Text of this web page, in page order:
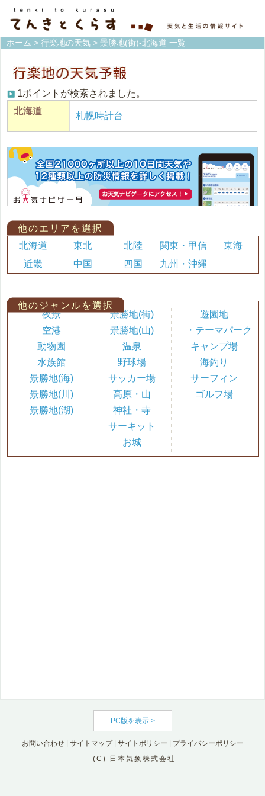
ホーム > 行楽地の天気 > 景勝地(街)-北海道 一覧
1ポイントが検索されました。
北海道
札幌時計台
他のエリアを選択
北海道
東北 北陸 関東・甲信
東海
近畿
中国 四国 九州・沖縄
他のジャンルを選択
夜景
空港
動物園
水族館
景勝地(海)
景勝地(川)
景勝地(湖)
景勝地(街)
景勝地(山)
温泉
野球場
サッカー場
高原・山
神社・寺
サーキット
お城
遊園地
・テーマパーク
キャンプ場
海釣り
サーフィン
ゴルフ場
PC版を表示 >
お問い合わせ| サイトマップ| サイトポリシー
プライバシーポリシー
(C) 日本気象株式会社